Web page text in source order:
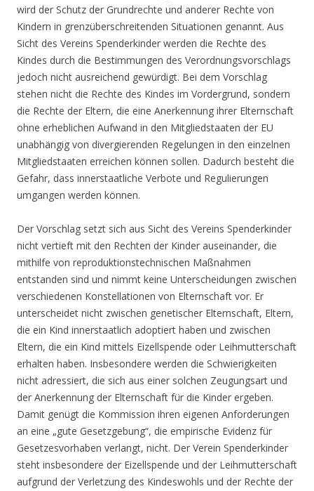
wird der Schutz der Grundrechte und anderer Rechte von
Kindern in grenzüberschreitenden Situationen genannt. Aus
Sicht des Vereins Spenderkinder werden die Rechte des
Kindes durch die Bestimmungen des Verordnungsvorschlags
jedoch nicht ausreichend gewürdigt. Bei dem Vorschlag
stehen nicht die Rechte des Kindes im Vordergrund, sondern
die Rechte der Eltern, die eine Anerkennung ihrer Elternschaft
ohne erheblichen Aufwand in den Mitgliedstaaten der EU
unabhängig von divergierenden Regelungen in den einzelnen
Mitgliedstaaten erreichen können sollen. Dadurch besteht die
Gefahr, dass innerstaatliche Verbote und Regulierungen
umgangen werden können.
Der Vorschlag setzt sich aus Sicht des Vereins Spenderkinder
nicht vertieft mit den Rechten der Kinder auseinander, die
mithilfe von reproduktionstechnischen Maßnahmen
entstanden sind und nimmt keine Unterscheidungen zwischen
verschiedenen Konstellationen von Elternschaft vor. Er
unterscheidet nicht zwischen genetischer Elternschaft, Eltern,
die ein Kind innerstaatlich adoptiert haben und zwischen
Eltern, die ein Kind mittels Eizellspende oder Leihmutterschaft
erhalten haben. Insbesondere werden die Schwierigkeiten
nicht adressiert, die sich aus einer solchen Zeugungsart und
der Anerkennung der Elternschaft für die Kinder ergeben.
Damit genügt die Kommission ihren eigenen Anforderungen
an eine „gute Gesetzgebung“, die empirische Evidenz für
Gesetzesvorhaben verlangt, nicht. Der Verein Spenderkinder
steht insbesondere der Eizellspende und der Leihmutterschaft
aufgrund der Verletzung des Kindeswohls und der Rechte der